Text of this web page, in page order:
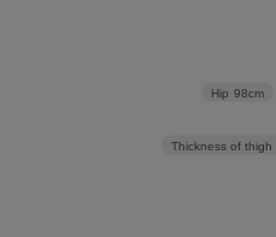
Thickness of thigh
Hip 98cm